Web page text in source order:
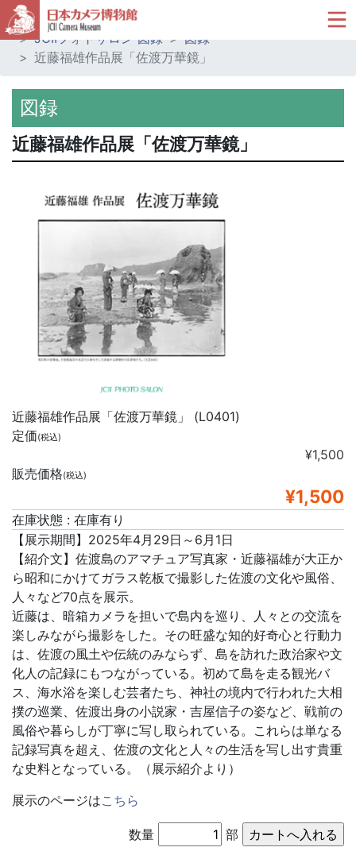
ホーム
ミュージアムショップ
JCIIフォトサロン 図録
図録
近藤福雄作品展「佐渡万華鏡」
図録
近藤福雄作品展「佐渡万華鏡」
近藤福雄作品展「佐渡万華鏡」 (L0401)
定価(税込)
¥1,500
販売価格(税込)
¥1,500
在庫状態 : 在庫有り
【展示期間】2025年4月29日～6月1日
【紹介文】佐渡島のアマチュア写真家・近藤福雄が大正か
ら昭和にかけてガラス乾板で撮影した佐渡の文化や風俗、
人々など70点を展示。
近藤は、暗箱カメラを担いで島内を巡り、人々との交流を
楽しみながら撮影をした。その旺盛な知的好奇心と行動力
は、佐渡の風土や伝統のみならず、島を訪れた政治家や文
化人の記録にもつながっている。初めて島を走る観光バ
ス、海水浴を楽しむ芸者たち、神社の境内で行われた大相
撲の巡業、佐渡出身の小説家・吉屋信子の姿など、戦前の
風俗や暮らしが丁寧に写し取られている。これらは単なる
記録写真を超え、佐渡の文化と人々の生活を写し出す貴重
な史料となっている。（展示紹介より）
展示のページはこちら
数量 部